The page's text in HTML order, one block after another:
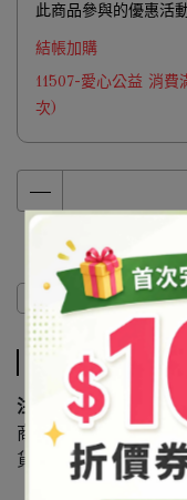
此商品參與的優惠活
結帳加購
11507-愛心公益 消
次)
商品介紹
注意事項
商品基於保障消費者
貨服務，敬請見諒。